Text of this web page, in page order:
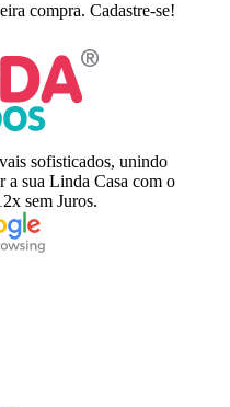
compra. Cadastre-se!
sofisticados, unindo
a sua Linda Casa com o
sem Juros.